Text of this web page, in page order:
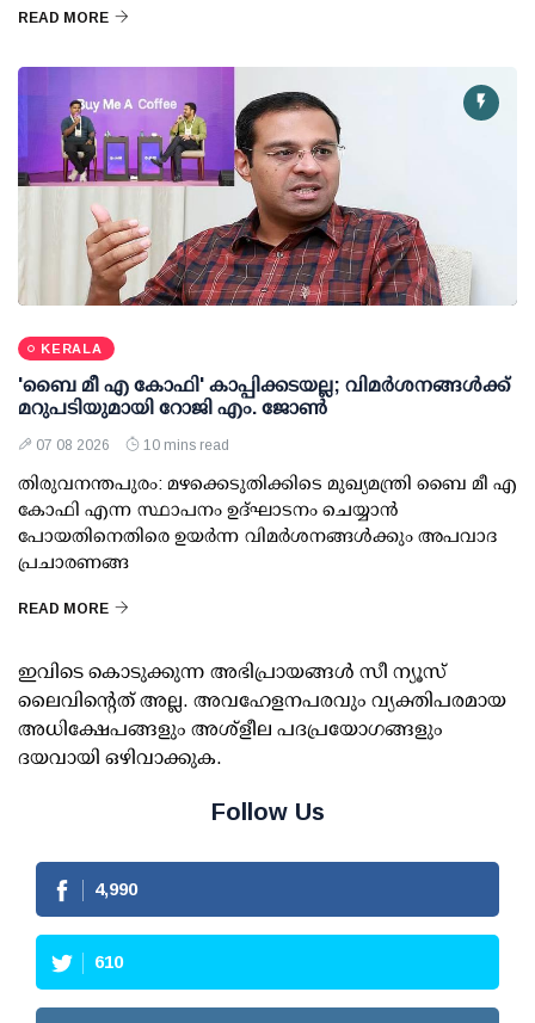
READ MORE
KERALA
'ബൈ മീ എ കോഫി' കാപ്പിക്കടയല്ല; വിമര്‍ശനങ്ങള്‍ക്ക്
മറുപടിയുമായി റോജി എം. ജോണ്‍
07 08 2026 10 mins read
തിരുവനന്തപുരം: മഴക്കെടുതിക്കിടെ മുഖ്യമന്ത്രി ബൈ മീ എ
കോഫി എന്ന സ്ഥാപനം ഉദ്ഘാടനം ചെയ്യാന്‍
പോയതിനെതിരെ ഉയര്‍ന്ന വിമര്‍ശനങ്ങള്‍ക്കും അപവാദ
പ്രചാരണങ്ങ
READ MORE
ഇവിടെ കൊടുക്കുന്ന അഭിപ്രായങ്ങള്‍ സീ ന്യൂസ്
ലൈവിന്റെത് അല്ല. അവഹേളനപരവും വ്യക്തിപരമായ
അധിക്ഷേപങ്ങളും അശ്‌ളീല പദപ്രയോഗങ്ങളും
ദയവായി ഒഴിവാക്കുക.
Follow Us
4,990
610